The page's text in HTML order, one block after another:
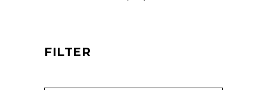
FILTER